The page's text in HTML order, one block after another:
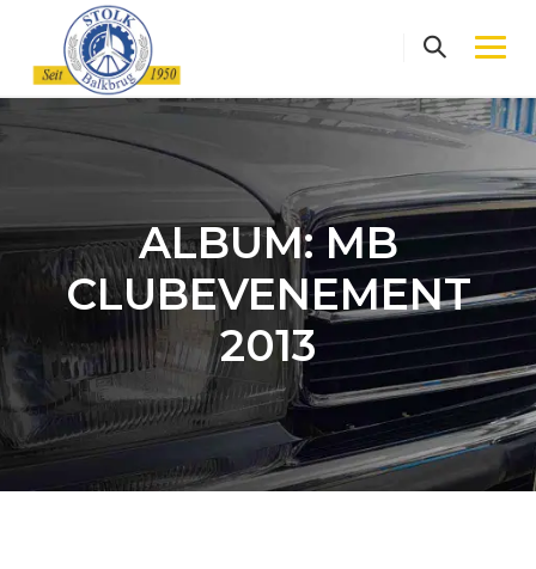
content
ALBUM: MB
CLUBEVENEMENT
2013